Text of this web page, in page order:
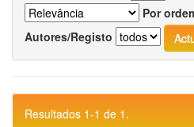
Por
Autores/Registo
Resultados 1-1 de 1.